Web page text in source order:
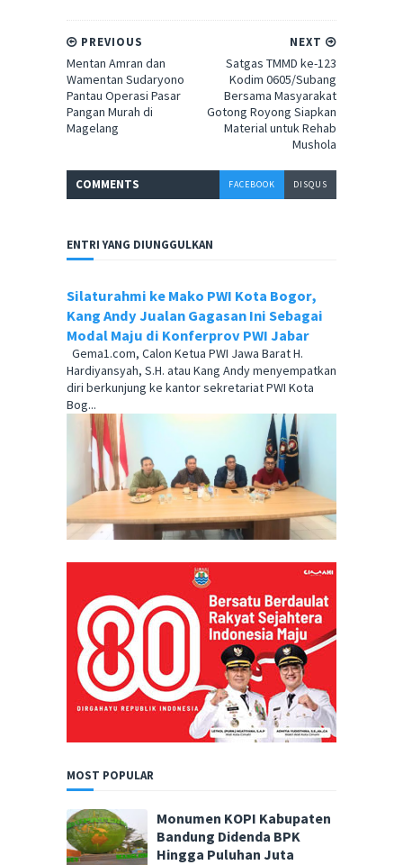
NEXT
Satgas TMMD ke-123
Kodim 0605/Subang
Bersama Masyarakat
Gotong Royong Siapkan
Material untuk Rehab
Mushola
PREVIOUS
Mentan Amran dan
Wamentan Sudaryono
Pantau Operasi Pasar
Pangan Murah di
Magelang
COMMENTS FACEBOOK DISQUS
ENTRI YANG DIUNGGULKAN
Silaturahmi ke Mako PWI Kota Bogor,
Kang Andy Jualan Gagasan Ini Sebagai
Modal Maju di Konferprov PWI Jabar
Gema1.com, Calon Ketua PWI Jawa Barat H.
Hardiyansyah, S.H. atau Kang Andy menyempatkan
diri berkunjung ke kantor sekretariat PWI Kota
Bog...
MOST POPULAR
Monumen KOPI Kabupaten
Bandung Didenda BPK
Hingga Puluhan Juta